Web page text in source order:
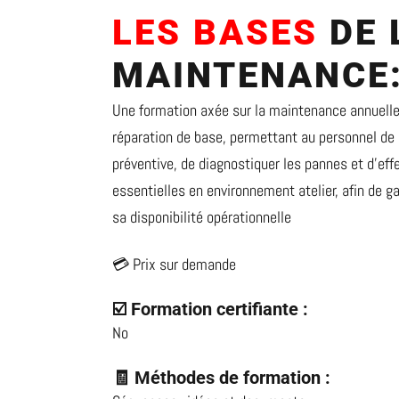
LES BASES DE
Une formation axée sur la maintenance
réparation de base, permettant au personnel
préventive, de diagnostiquer les pannes et
essentielles en environnement atelier, afin de
sa disponibilité opérationnelle
💳 Prix sur demande
☑️ Formation certifiante :
No
🧾 Méthodes de formation :